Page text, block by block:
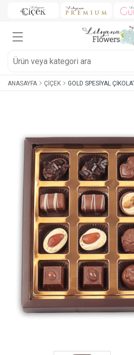
ANASAYFA ÇIÇEK GOLD SPESIYAL